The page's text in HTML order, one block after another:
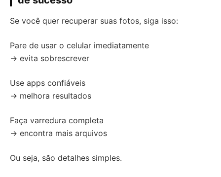
Se você quer recuperar suas fotos, siga isso:
Pare de usar o celular imediatamente
→ evita sobrescrever
Use apps confiáveis
→ melhora resultados
Faça varredura completa
→ encontra mais arquivos
Ou seja, são detalhes simples.